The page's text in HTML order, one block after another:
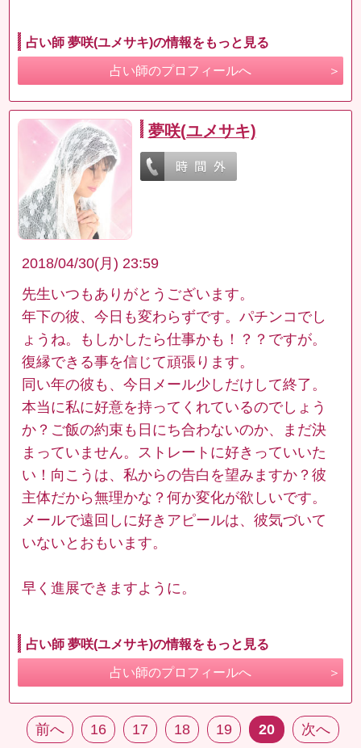
占い師 夢咲(ユメサキ)の情報をもっと見る
占い師のプロフィールへ
夢咲(ユメサキ)
2018/04/30(月) 23:59
先生いつもありがとうございます。
年下の彼、今日も変わらずです。パチンコでし
ょうね。もしかしたら仕事かも！？？ですが。
復縁できる事を信じて頑張ります。
同い年の彼も、今日メール少しだけして終了。
本当に私に好意を持ってくれているのでしょう
か？ご飯の約束も日にち合わないのか、まだ決
まっていません。ストレートに好きっていいた
い！向こうは、私からの告白を望みますか？彼
主体だから無理かな？何か変化が欲しいです。
メールで遠回しに好きアピールは、彼気づいて
いないとおもいます。
早く進展できますように。
占い師 夢咲(ユメサキ)の情報をもっと見る
占い師のプロフィールへ
前へ 16 17 18 19 20 次へ